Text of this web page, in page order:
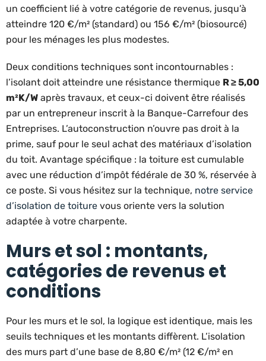
un coefficient lié à votre catégorie de revenus, jusqu’à
atteindre 120 €/m² (standard) ou 156 €/m² (biosourcé)
pour les ménages les plus modestes.
Deux conditions techniques sont incontournables :
l’isolant doit atteindre une résistance thermique R ≥ 5,00
m²K/W après travaux, et ceux-ci doivent être réalisés
par un entrepreneur inscrit à la Banque-Carrefour des
Entreprises. L’autoconstruction n’ouvre pas droit à la
prime, sauf pour le seul achat des matériaux d’isolation
du toit. Avantage spécifique : la toiture est cumulable
avec une réduction d’impôt fédérale de 30 %, réservée à
ce poste. Si vous hésitez sur la technique, notre service
d’isolation de toiture vous oriente vers la solution
adaptée à votre charpente.
Murs et sol : montants,
catégories de revenus et
conditions
Pour les murs et le sol, la logique est identique, mais les
seuils techniques et les montants diffèrent. L’isolation
des murs part d’une base de 8,80 €/m² (12 €/m² en